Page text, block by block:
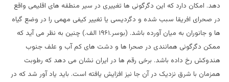
دهد. امکان دارد که این دگرگونی ها تغییری در سیر منطقه های اقلیمی واقع
در صحرای افریقا سبب شده و دگردیسی یا تغییر کیفی مهمی را در وضع گیاه
ها و جانوران به میان آورده باشد. (بوسر.۱۹۶۱ الف.) چنین به نظر می آيد که
ممکن دگرگونی همانندی در صحرا ها و دشت های کم آب و علف جنوب
هندوکش رخ داده باشد. برخی رقم ها در ایران نشان می دهد که رطوبت
همزمان با شرق نزدیک در آن جا نیز افزایش یافته است. باید یاد آور شد که در